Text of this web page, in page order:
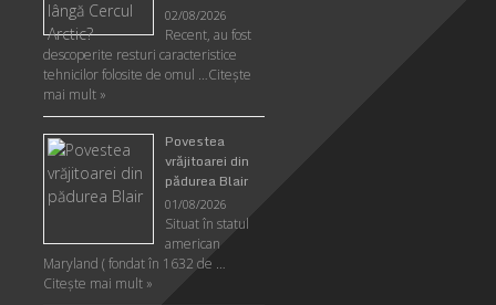
02/08/2026
Recent, au fost
descoperite resturi caracteristice
tehnicilor folosite de omul …Citeşte
mai mult »
Povestea
vrăjitoarei din
pădurea Blair
01/08/2026
Situat în statul
american
Maryland ( fondat în 1632 de …
Citeşte mai mult »